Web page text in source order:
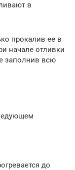
в
прокалив ее в
начале отливки
заполнив всю
до